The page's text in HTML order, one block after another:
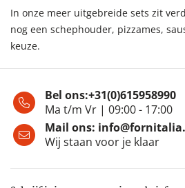
In onze meer uitgebreide sets zit
nog een schephouder, pizzames,
keuze.
Bel ons:+31(0)615958990
Ma t/m Vr | 09:00 - 17:00
Mail ons:
Wij staan voor je klaar